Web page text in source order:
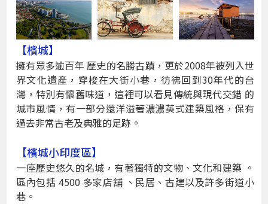
【檳城】
擁有眾多逾百年 歷史的名勝古蹟，更於2008年被列入世
界文化遺產，穿梭在大街小巷，彷彿回到30年代的台
灣，特別有懷舊味道，這裡可以看見傳統與現代交錯 的
城市風情，有一部分還洋溢著濃濃英式建築風格，保有
過去非常古老及典雅的足跡。
【檳城小印度區】
一座歷史悠久的名城，有著獨特的文物、文化和建築 。
區內包括 4500 多家店舖 、民居、古建以及許多街道小
巷。